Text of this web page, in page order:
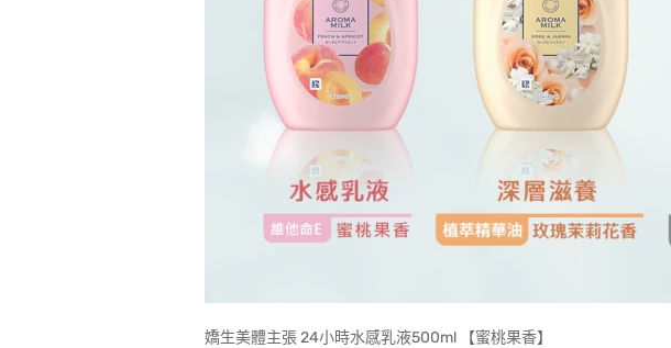
嬌生美體主張 24小時水感乳液500ml 【蜜桃果香】